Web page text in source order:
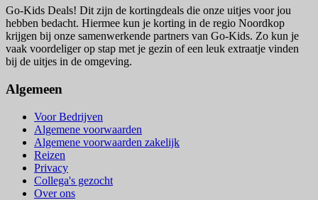
Go-Kids Deals! Dit zijn de kortingdeals die onze uitjes voor jou
hebben bedacht. Hiermee kun je korting in de regio Noordkop
krijgen bij onze samenwerkende partners van Go-Kids. Zo kun je
vaak voordeliger op stap met je gezin of een leuk extraatje vinden
bij de uitjes in de omgeving.
Algemeen
Voor Bedrijven
Algemene voorwaarden
Algemene voorwaarden zakelijk
Reizen
Privacy
Collega's gezocht
Over ons